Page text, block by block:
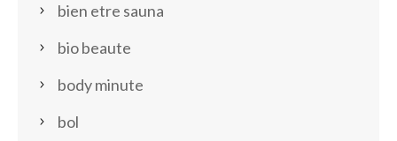
bien etre sauna
bio beaute
body minute
bol